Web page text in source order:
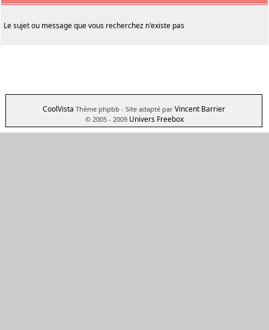
Le sujet ou message que vous recherchez n'existe pas
CoolVista Thème phpbb - Site adapté par Vincent Barrier
© 2005 - 2009 Univers Freebox